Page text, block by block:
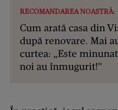
RECOMANDAREA NOASTRĂ:
Cum arată casa din
după renovare. Mai
curtea: „Este
noi au înmugurit!”